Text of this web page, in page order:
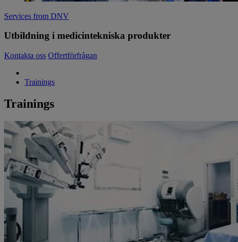
Services from DNV
Utbildning i medicintekniska produkter
Kontakta oss Offertförfrågan
Trainings
Trainings